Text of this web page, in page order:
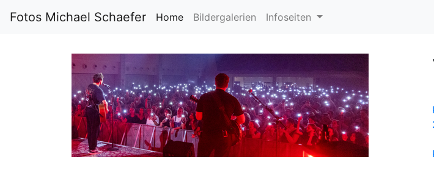
Fotos Michael Schaefer Home Bildergalerien Infoseiten